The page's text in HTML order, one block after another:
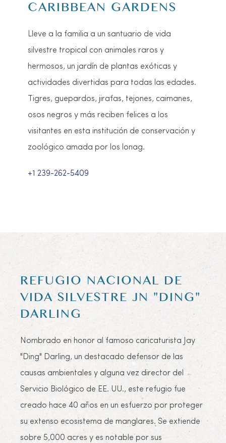
CARIBBEAN GARDENS
Lleve a la familia a un santuario de vida
silvestre tropical con animales raros y
hermosos, un jardín de plantas exóticas y
actividades divertidas para todas las edades.
Tigres, guepardos, jirafas, tejones, caimanes,
osos negros y más reciben felices a los
visitantes en esta institución de conservación y
zoológico amada por los lonag.
+1 239-262-5409
REFUGIO NACIONAL DE
VIDA SILVESTRE JN "DING"
DARLING
Nombrado en honor al famoso caricaturista Jay
"Ding" Darling, un destacado defensor de las
causas ambientales y alguna vez director del
Servicio Biológico de EE. UU., este refugio fue
creado hace 40 años en un esfuerzo por proteger
su extenso ecosistema de manglares. Se extiende
sobre 5,000 acres y es notable por sus